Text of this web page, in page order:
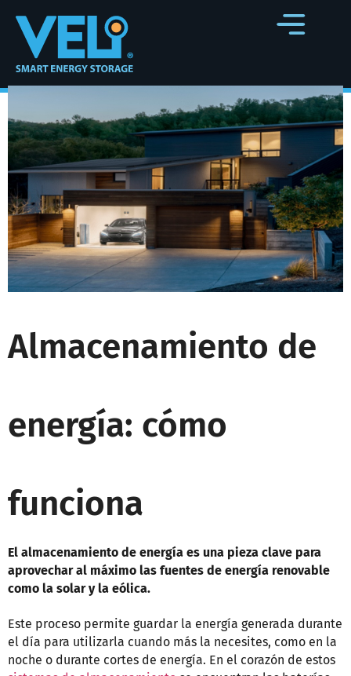
Almacenamiento de
energía: cómo
funciona
El almacenamiento de energía es una pieza clave para
aprovechar al máximo las fuentes de energía renovable
como la solar y la eólica.
Este proceso permite guardar la energía generada durante
el día para utilizarla cuando más la necesites, como en la
noche o durante cortes de energía. En el corazón de estos